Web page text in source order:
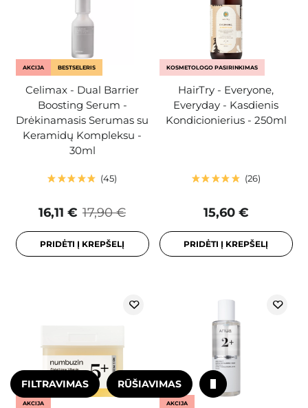
AKCIJA BESTSELERIS
Celimax - Dual Barrier
Boosting Serum -
Drėkinamasis Serumas su
Keramidų Kompleksu -
30ml
45
17,90 €
16,11 €
PRIDĖTI Į KREPŠELĮ
KOSMETOLOGO PASIRINKIMAS
HairTry - Everyone,
Everyday - Kasdienis
Kondicionierius - 250ml
26
15,60 €
PRIDĖTI Į KREPŠELĮ
AKCIJA AKCIJA
FILTRAVIMAS RŪŠIAVIMAS